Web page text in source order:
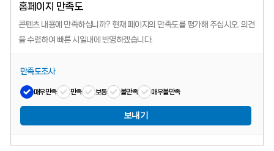
홈페이지 만족도
콘텐츠 내용에 만족하십니까? 현재 페이지의 만족도를 평가해 주십시오. 의견
을 수렴하여 빠른 시일내에 반영하겠습니다.
만족도조사
매우만족 만족 보통 불만족 매우불만족
보내기